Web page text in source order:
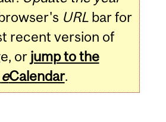
URLbar for
recent version of
or jump to the
eCalendar.